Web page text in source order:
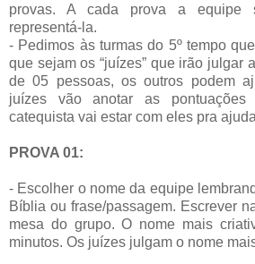
provas. A cada prova a equipe
representá-la.
- Pedimos às turmas do 5º tempo
que sejam os “juízes” que irão julgar
de 05 pessoas, os outros podem
juízes vão anotar as
catequista vai estar com eles pra
PROVA 01:
- Escolher o nome da equipe
Bíblia ou frase/passagem. Escrever
mesa do grupo. O nome mais
minutos. Os juízes julgam o nome